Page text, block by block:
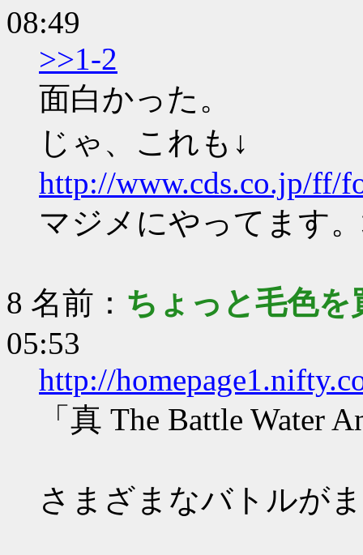
08:49
>>1-2
面白かった。
じゃ、これも↓
http://www.cds.co.jp/ff/
マジメにやってます
8 名前： ちょっと毛色を
05:53
http://
「真 The Battle Water
さまざまなバトルが